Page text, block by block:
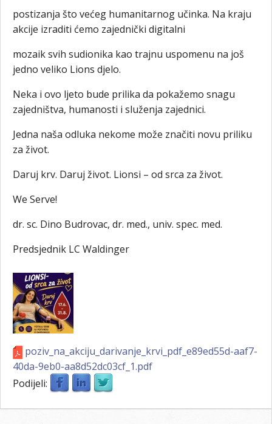
postizanja što većeg humanitarnog učinka. Na kraju
akcije izraditi ćemo zajednički digitalni
mozaik svih sudionika kao trajnu uspomenu na još
jedno veliko Lions djelo.
Neka i ovo ljeto bude prilika da pokažemo snagu
zajedništva, humanosti i služenja zajednici.
Jedna naša odluka nekome može značiti novu priliku
za život.
Daruj krv. Daruj život. Lionsi – od srca za život.
We Serve!
dr. sc. Dino Budrovac, dr. med., univ. spec. med.
Predsjednik LC Waldinger
poziv_na_akciju_darivanje_krvi_pdf_e89ed55d-aaf7-
40da-9eb0-aa8d52dc03cf_1.pdf
Podijeli: